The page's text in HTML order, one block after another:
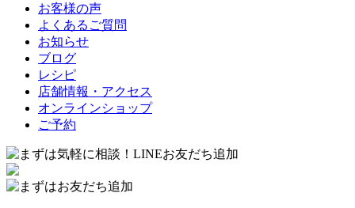
お客様の声
よくあるご質問
お知らせ
ブログ
レシピ
店舗情報・アクセス
オンラインショップ
ご予約